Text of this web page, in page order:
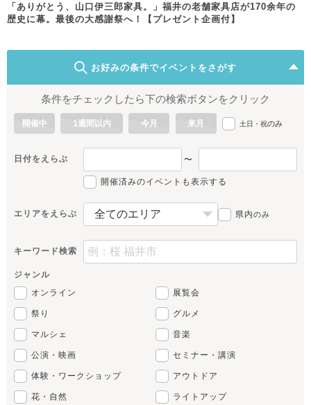
「ありがとう、山口伊三郎家具。」福井の老舗家具店が170余年の
歴史に幕。最後の大感謝祭へ！【プレゼント企画付】
お好みの条件でイベントをさがす
条件をチェックしたら下の検索ボタンをクリック
開催中 1週間以内 今月 来月 土日・祝のみ
日付をえらぶ 〜
開催済みのイベントも表示する
エリアをえらぶ 県内のみ
キーワード検索
ジャンル
オンライン
展覧会
祭り グルメ
マルシェ 音楽
公演・映画 セミナー・講演
体験・ワークショップ アウトドア
花・自然 ライトアップ